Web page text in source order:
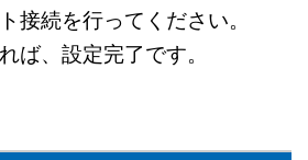
接続を行ってください。
ば、設定完了です。